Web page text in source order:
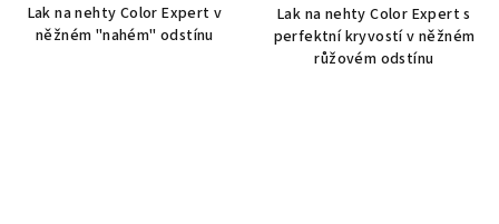
Lak na nehty Color Expert v
něžném "nahém" odstínu
Lak na nehty Color Expert s
perfektní kryvostí v něžném
růžovém odstínu